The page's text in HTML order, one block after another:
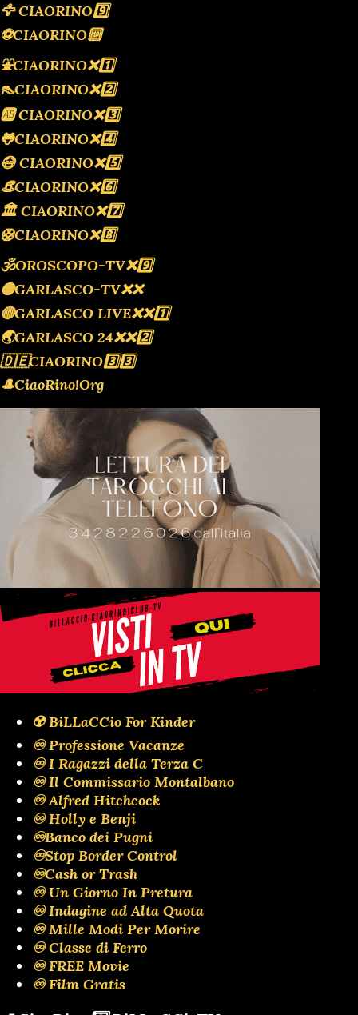
🦅 CIAORINO9️⃣
⚽️CIAORINO🔟
⛲️CIAORINO❌️1️⃣
👠CIAORINO❌️2️⃣
🆎 CIAORINO❌️3️⃣
🐸CIAORINO❌️4️⃣
😷 CIAORINO❌️5️⃣
👒CIAORINO❌️6️⃣
🏛 CIAORINO❌️7️⃣
🛟CIAORINO❌️8️⃣
🕉OROSCOPO-TV❌️9️⃣
🟡GARLASCO-TV❌️❌️
🔴GARLASCO LIVE❌️❌️1️⃣
🌏GARLASCO 24❌️❌️2️⃣
🇩🇪CIAORINO3️⃣3️⃣
🎩CiaoRino!Org
☢️ BiLLaCCio For Kinder
♾️ Professione Vacanze
♾️ I Ragazzi della Terza C
♾️ Il Commissario Montalbano
♾️ Alfred Hitchcock
♾️ Holly e Benji
♾️Banco dei Pugni
♾️Stop Border Control
♾️Cash or Trash
♾️ Un Giorno In Pretura
♾️ Indagine ad Alta Quota
♾️ Mille Modi Per Morire
♾️ Classe di Ferro
♾️ FREE Movie
♾️ Film Gratis